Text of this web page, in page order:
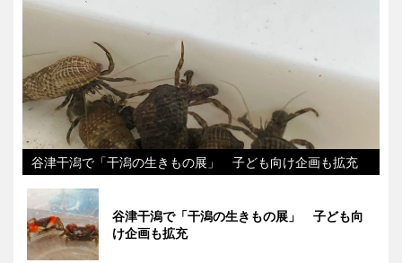
谷津干潟で「干潟の生きもの展」 子ども向け企画も拡充
谷津干潟で「干潟の生きもの展」 子ども向
け企画も拡充